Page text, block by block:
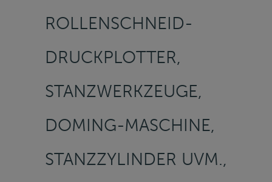
ROLLENSCHNEID-
DRUCKPLOTTER,
STANZWERKZEUGE,
DOMING-MASCHINE,
STANZZYLINDER UVM.,